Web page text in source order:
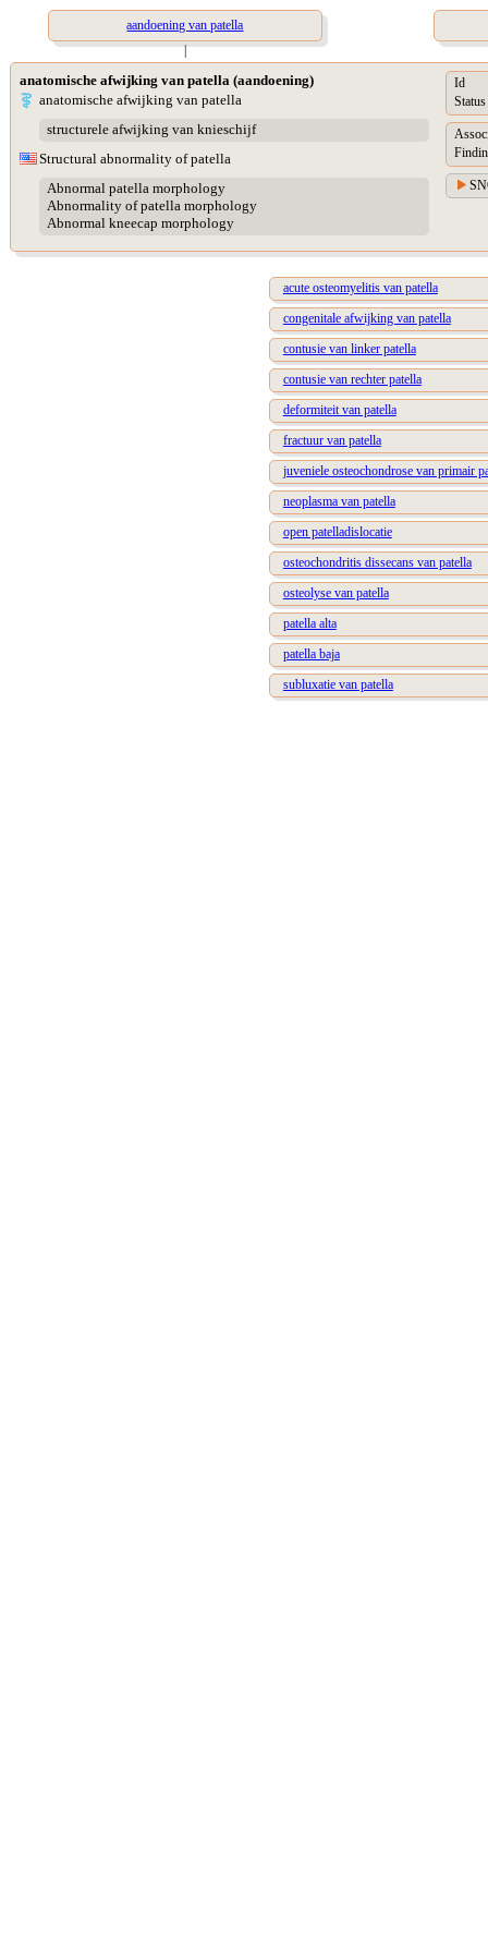
aandoening van patella
|
anatomische afwijking van patella (aandoening)
anatomische afwijking van patella
structurele afwijking van knieschijf
Structural abnormality of patella
Abnormal patella morphology
Abnormality of patella morphology
Abnormal kneecap morphology
Id
Status
acute osteomyelitis van patella
congenitale afwijking van patella
contusie van linker patella
contusie van rechter patella
deformiteit van patella
fractuur van patella
juveniele osteochondrose van primair
neoplasma van patella
open patelladislocatie
osteochondritis dissecans van patella
osteolyse van patella
patella alta
patella baja
subluxatie van patella